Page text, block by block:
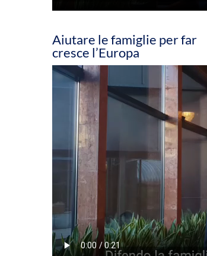
Aiutare le famiglie per far
cresce l’Europa